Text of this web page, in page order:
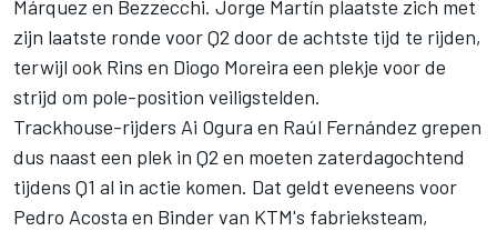
Márquez en Bezzecchi. Jorge Martín plaatste zich met
zijn laatste ronde voor Q2 door de achtste tijd te rijden,
terwijl ook Rins en Diogo Moreira een plekje voor de
strijd om pole-position veiligstelden.
Trackhouse-rijders Ai Ogura en Raúl Fernández grepen
dus naast een plek in Q2 en moeten zaterdagochtend
tijdens Q1 al in actie komen. Dat geldt eveneens voor
Pedro Acosta en Binder van KTM's fabrieksteam,